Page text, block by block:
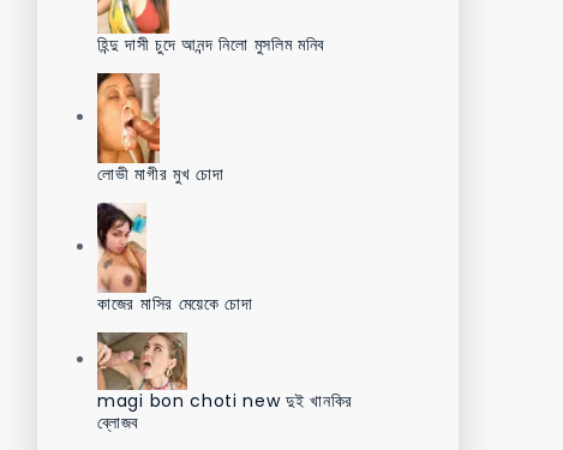
হিন্দু দাসী চুদে আনন্দ নিলো মুসলিম মনিব
লোভী মাগীর মুখ চোদা
কাজের মাসির মেয়েকে চোদা
magi bon choti new দুই খানকির
ব্লোজব